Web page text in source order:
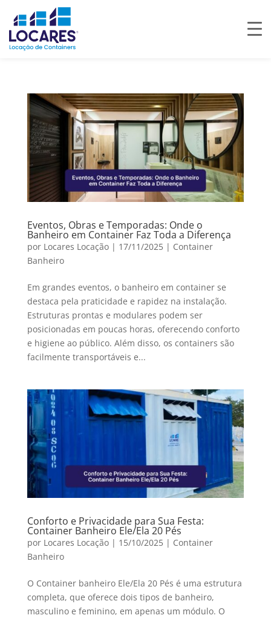
Eventos, Obras e Temporadas: Onde o
Banheiro em Container Faz Toda a Diferença
por Locares Locação| 17/11/2025| Container
Banheiro
Em grandes eventos, o banheiro em container se
destaca pela praticidade e rapidez na instalação.
Estruturas prontas e modulares podem ser
posicionadas em poucas horas, oferecendo conforto
e higiene ao público. Além disso, os containers são
facilmente transportáveis e...
Conforto e Privacidade para Sua Festa:
Container Banheiro Ele/Ela 20 Pés
por Locares Locação| 15/10/2025| Container
Banheiro
O Container banheiro Ele/Ela 20 Pés é uma estrutura
completa, que oferece dois tipos de banheiro,
masculino e feminino, em apenas um módulo. O